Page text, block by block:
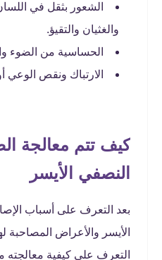
الشعور بثقل في
والغثيان والتقيؤ.
الحساسية من الضوء
الارتباك ونقص الوعي
كيف تتم معالجة
النصفي الأيسر
بعد التعرف على أسباب
الأيسر والأعراض المصاحبة
التعرف على كيفية